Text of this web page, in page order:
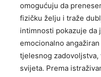
omogućuju da
fizičku želju i traže
intimnosti pokazuje da
emocionalno
tjelesnog
svijeta. Prema